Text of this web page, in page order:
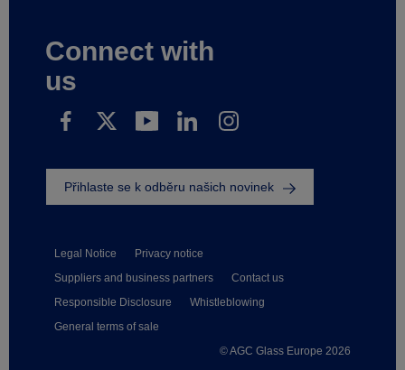
Connect with
us
© AGC Glass Europe 2026
Legal Notice
Privacy notice
Suppliers and business partners
Contact us
Responsible Disclosure
Whistleblowing
General terms of sale
Přihlaste se k odběru našich novinek